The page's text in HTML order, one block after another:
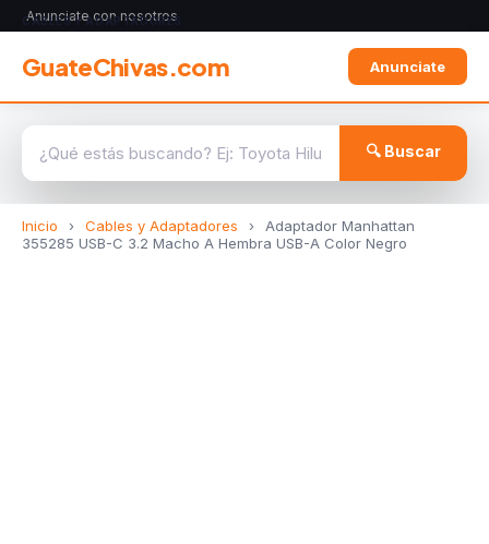
Anunciate con nosotros
GuateChivas.com Anunciate
🔍 Buscar
Inicio › Cables y Adaptadores ›
Adaptador Manhattan
355285 USB-C 3.2 Macho A Hembra USB-A Color Negro
CABLES Y ADAPTADORES